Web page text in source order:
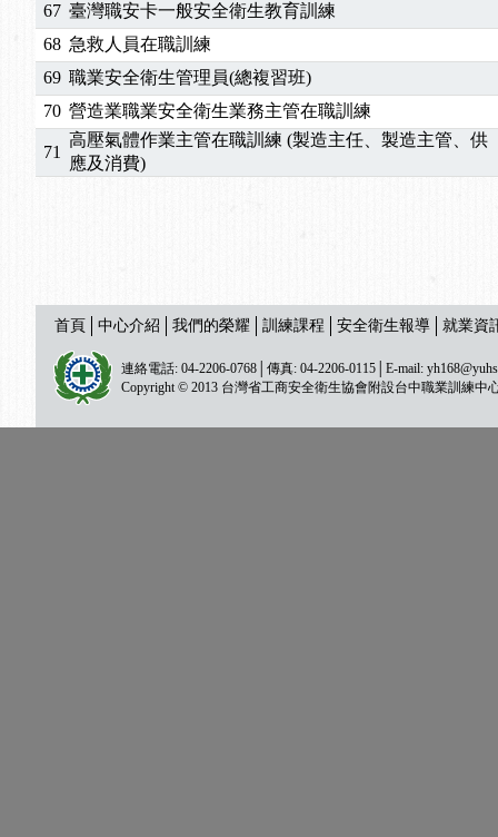
67 臺灣職安卡一般安全衛生教育訓練
68 急救人員在職訓練
69 職業安全衛生管理員(總複習班)
70 營造業職業安全衛生業務主管在職訓練
71
高壓氣體作業主管在職訓練 (製造主任、製造主管、供
應及消費)
首頁 中心介紹 我們的榮耀 訓練課程 安全衛生報導 就業資
連絡電話: 04-2206-0768│傳真: 04-2206-0115│E-mail:
Copyright © 2013 台灣省工商安全衛生協會附設台中職業訓練中